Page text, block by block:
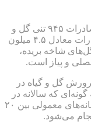
آمارهای جهاد کشاورزی مازندران نشان از صادرات ۹۴۵ تنی گل و
گیاه به خارج کشور می‌دهد که یک درصد صادرات معادل ۴.۵ میلون
شاخه بریده،
و پیاز است.
گل و گیاه در
که سالانه در
گلخانه‌های مدرن بین ۵۰ تا ۱۰۰ دلار و در گلخانه‌های معمولی بین ۲۰